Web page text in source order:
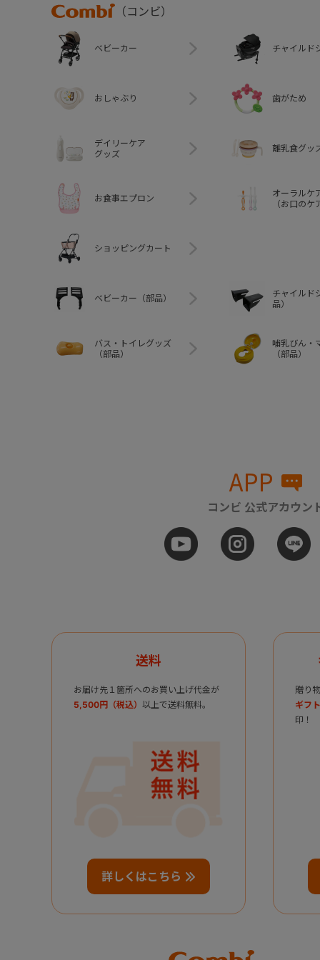
Combi
（コンビ）
ベビーカー チャイルド
おしゃぶり 歯がため
デイリーケア
グッズ
離乳食グッ
お食事エプロン
オーラルケ
（お口のケ
ショッピングカート
ベビーカー（部品）
チャイルド
品）
バス・トイレグッズ
（部品）
哺乳びん・
（部品）
APP
コンビ 公式アカウン
送料
お届け先１箇所へのお買い上げ代金が
5,500円（税込） 以上で送料無料。
詳しくはこちら
贈り
ギフ
印！
Combi